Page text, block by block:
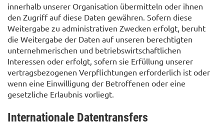
innerhalb unserer Organisation übermitteln oder ihnen
den Zugriff auf diese Daten gewähren. Sofern diese
Weitergabe zu administrativen Zwecken erfolgt, beruht
die Weitergabe der Daten auf unseren berechtigten
unternehmerischen und betriebswirtschaftlichen
Interessen oder erfolgt, sofern sie Erfüllung unserer
vertragsbezogenen Verpflichtungen erforderlich ist oder
wenn eine Einwilligung der Betroffenen oder eine
gesetzliche Erlaubnis vorliegt.
Internationale Datentransfers